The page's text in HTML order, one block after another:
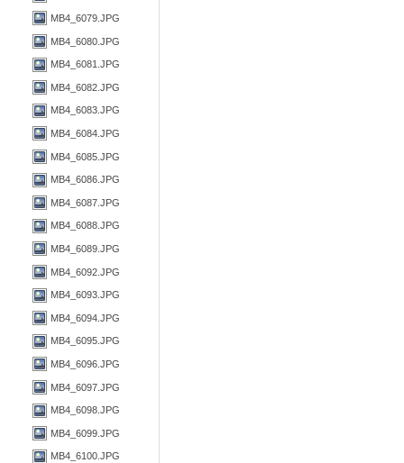
MB4_6079.JPG
MB4_6080.JPG
MB4_6081.JPG
MB4_6082.JPG
MB4_6083.JPG
MB4_6084.JPG
MB4_6085.JPG
MB4_6086.JPG
MB4_6087.JPG
MB4_6088.JPG
MB4_6089.JPG
MB4_6092.JPG
MB4_6093.JPG
MB4_6094.JPG
MB4_6095.JPG
MB4_6096.JPG
MB4_6097.JPG
MB4_6098.JPG
MB4_6099.JPG
MB4_6100.JPG